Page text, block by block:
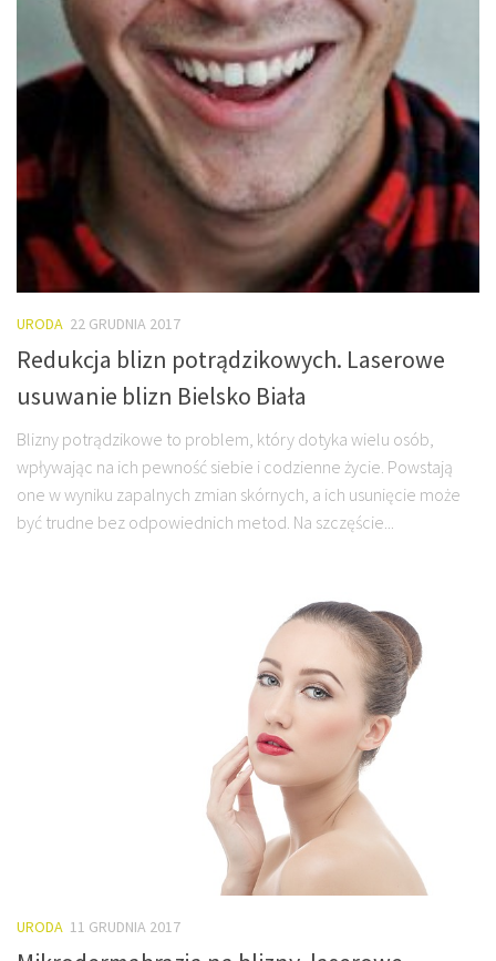
URODA 22 GRUDNIA 2017
Redukcja blizn potrądzikowych. Laserowe
usuwanie blizn Bielsko Biała
Blizny potrądzikowe to problem, który dotyka wielu osób,
wpływając na ich pewność siebie i codzienne życie. Powstają
one w wyniku zapalnych zmian skórnych, a ich usunięcie może
być trudne bez odpowiednich metod. Na szczęście...
URODA 11 GRUDNIA 2017